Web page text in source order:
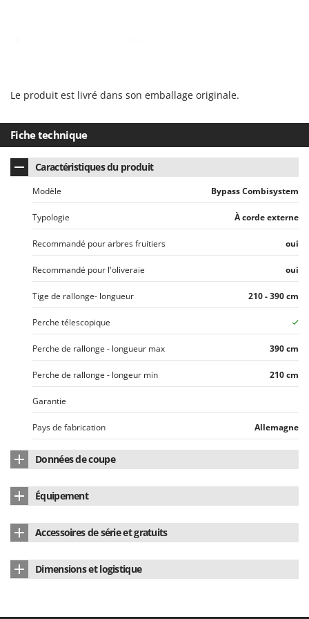
MCH
Mille
Mockmill
More than chef
MOSA
Mowox
MTD
New O.M.R.A.
Nilfisk
Ninja
Novatec
Novital
NuAir
NuovaFac
O
Oliviero
Olix
OMA
Omas
Le produit est livré dans son emballage originale.
Fiche technique
Caractéristiques du produit
Modèle Bypass Combisystem
Typologie À corde externe
Recommandé pour arbres fruitiers oui
Recommandé pour l'oliveraie oui
Tige de rallonge- longueur 210 - 390 cm
Perche télescopique
Perche de rallonge - longueur max 390 cm
Perche de rallonge - longeur min 210 cm
Garantie
Pays de fabrication Allemagne
Données de coupe
Type de lame Coupe franche / lames croisantes
Bypass
Système à poulies
Équipement
Perche à 1 Extension Oui
Accessoires de série et gratuits
Dimensions et logistique